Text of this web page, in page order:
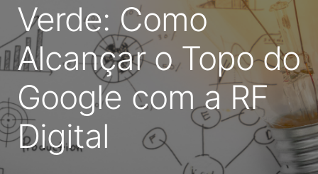
Verde: Como
Alcançar o Topo do
Google com a RF
Digital